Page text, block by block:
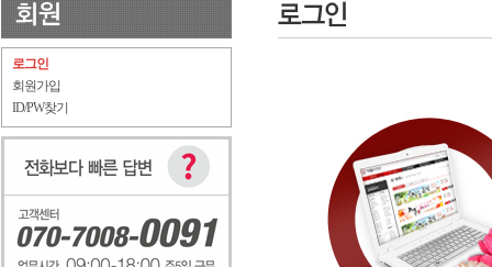
로그인
회원가입
ID/PW찾기